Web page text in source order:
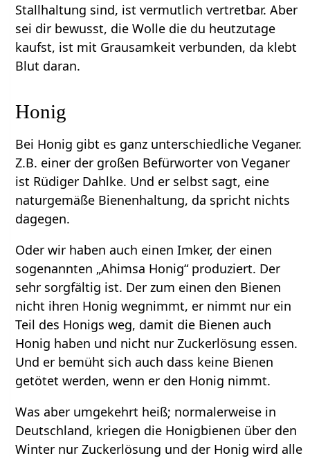
Stallhaltung sind, ist vermutlich vertretbar. Aber
sei dir bewusst, die Wolle die du heutzutage
kaufst, ist mit Grausamkeit verbunden, da klebt
Blut daran.
Honig
Bei Honig gibt es ganz unterschiedliche Veganer.
Z.B. einer der großen Befürworter von Veganer
ist Rüdiger Dahlke. Und er selbst sagt, eine
naturgemäße Bienenhaltung, da spricht nichts
dagegen.
Oder wir haben auch einen Imker, der einen
sogenannten „Ahimsa Honig“ produziert. Der
sehr sorgfältig ist. Der zum einen den Bienen
nicht ihren Honig wegnimmt, er nimmt nur ein
Teil des Honigs weg, damit die Bienen auch
Honig haben und nicht nur Zuckerlösung essen.
Und er bemüht sich auch dass keine Bienen
getötet werden, wenn er den Honig nimmt.
Was aber umgekehrt heiß; normalerweise in
Deutschland, kriegen die Honigbienen über den
Winter nur Zuckerlösung und der Honig wird alle